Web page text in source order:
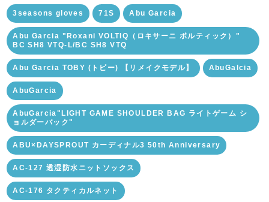
3seasons gloves 71S Abu Garcia
Abu Garcia "Roxani VOLTIQ（ロキサーニ ボルティック）"
BC SH8 VTQ-L/BC SH8 VTQ
Abu Garcia TOBY (トビー) 【リメイクモデル】 AbuGalcia
AbuGarcia
AbuGarcia"LIGHT GAME SHOULDER BAG ライトゲーム シ
ョルダーバック"
ABU×DAYSPROUT カーディナル3 50th Anniversary
AC-127 透湿防水ニットソックス
AC-176 タクティカルネット